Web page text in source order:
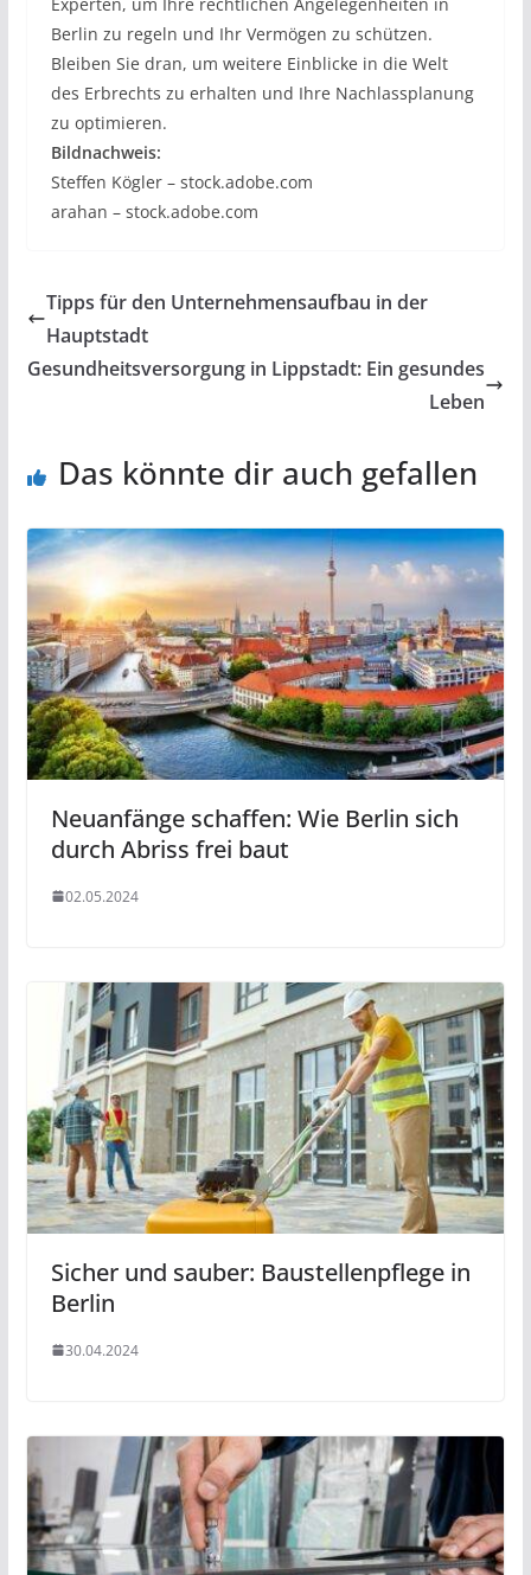
Experten, um Ihre rechtlichen Angelegenheiten in
Berlin zu regeln und Ihr Vermögen zu schützen.
Bleiben Sie dran, um weitere Einblicke in die Welt
des Erbrechts zu erhalten und Ihre Nachlassplanung
zu optimieren.
Bildnachweis:
Steffen Kögler – stock.adobe.com
arahan – stock.adobe.com
Tipps für den Unternehmensaufbau in der
Hauptstadt
Gesundheitsversorgung in Lippstadt: Ein gesundes
Leben
Das könnte dir auch gefallen
Neuanfänge schaffen: Wie Berlin sich
durch Abriss frei baut
02.05.2024
Sicher und sauber: Baustellenpflege in
Berlin
30.04.2024